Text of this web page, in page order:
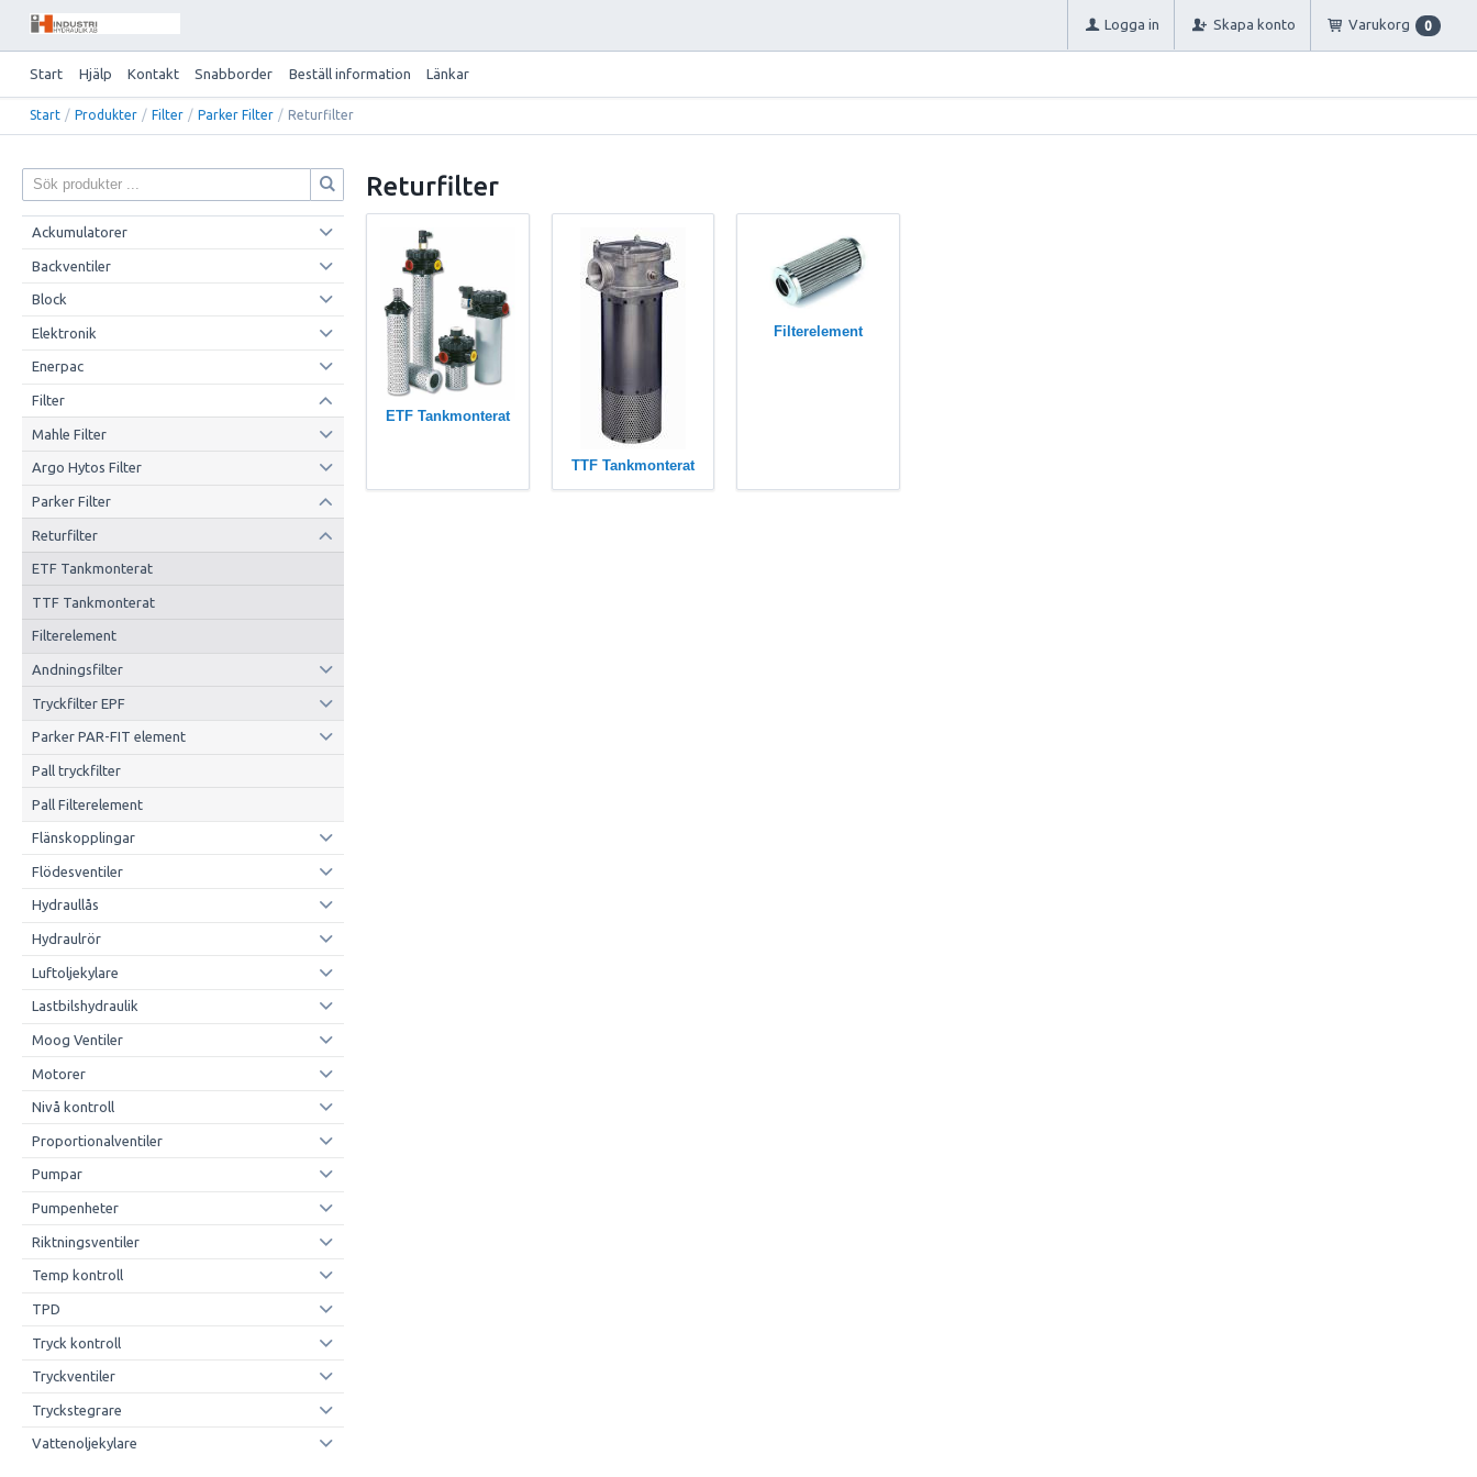
Logga in Skapa konto Varukorg 0
Start Hjälp Kontakt Snabborder Beställ information Länkar
Start / Produkter / Filter / Parker Filter / Returfilter
Ackumulatorer
Backventiler
Block
Elektronik
Enerpac
Filter
Mahle Filter
Argo Hytos Filter
Parker Filter
Returfilter
ETF Tankmonterat
TTF Tankmonterat
Filterelement
Andningsfilter
Tryckfilter EPF
Parker PAR-FIT element
Pall tryckfilter
Pall Filterelement
Flänskopplingar
Flödesventiler
Hydraullås
Hydraulrör
Luftoljekylare
Lastbilshydraulik
Moog Ventiler
Motorer
Nivå kontroll
Proportionalventiler
Pumpar
Pumpenheter
Riktningsventiler
Temp kontroll
TPD
Tryck kontroll
Tryckventiler
Tryckstegrare
Vattenoljekylare
Returfilter
ETF Tankmonterat
TTF Tankmonterat
Filterelement